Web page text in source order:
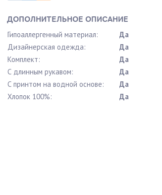
ДОПОЛНИТЕЛЬНОЕ ОПИСАНИЕ
Гипоаллергенный материал:
Да
Дизайнерская одежда:
Да
Комплект:
Да
С длинным рукавом:
Да
С принтом на водной основе:
Да
Хлопок 100%:
Да